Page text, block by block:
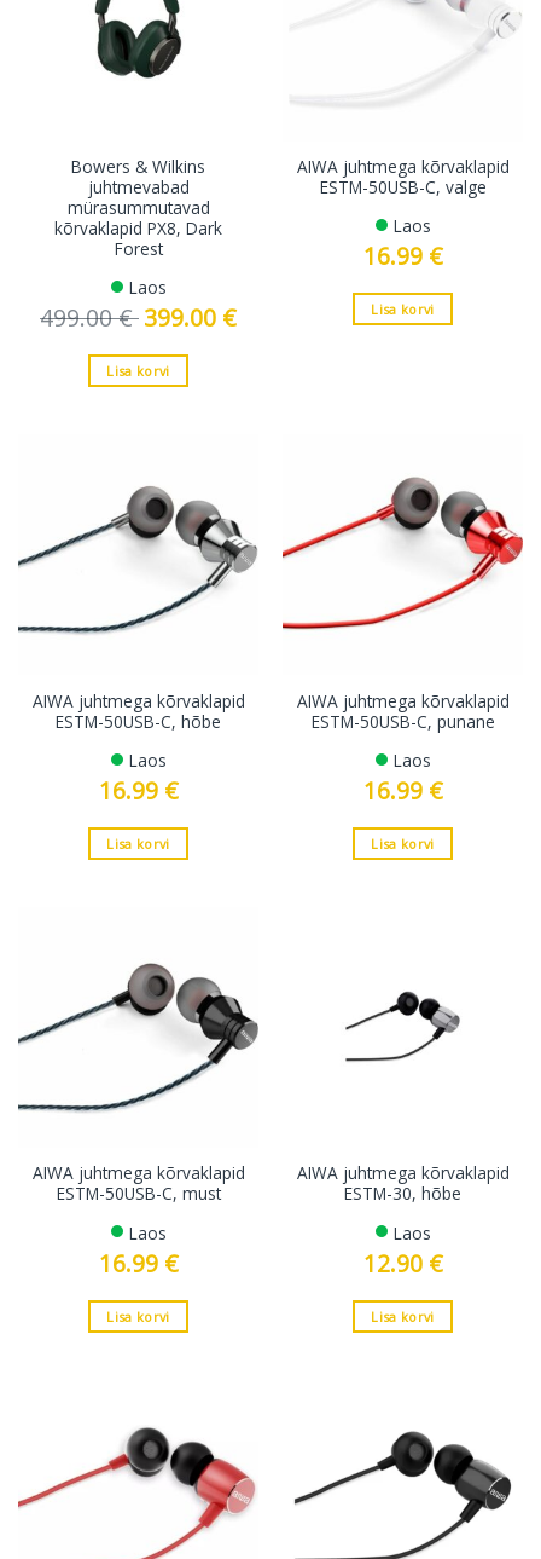
Bowers & Wilkins
juhtmevabad
mürasummutavad
kõrvaklapid PX8, Dark
Forest
Laos
499.00€ Algne
hind
499.00 €.
399.00 €Current
price
Lisa korvi
AIWA juhtmega kõrvaklapid
ESTM-50USB-C, valge
Laos
16.99 €
Lisa korvi
AIWA juhtmega kõrvaklapid
ESTM-50USB-C, hõbe
Laos
16.99 €
Lisa korvi
AIWA juhtmega kõrvaklapid
ESTM-50USB-C, punane
Laos
16.99 €
Lisa korvi
AIWA juhtmega kõrvaklapid
ESTM-50USB-C, must
Laos
16.99 €
Lisa korvi
AIWA juhtmega kõrvaklapid
ESTM-30, hõbe
Laos
12.90 €
Lisa korvi